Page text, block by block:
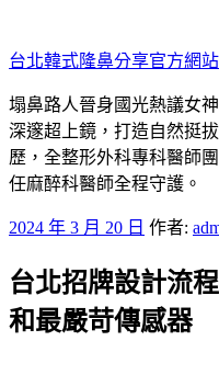
至
主
要
內
容
台北韓式隆鼻分享官方網站
塌鼻路人晉身國光熱議女
深邃超上鏡，打造自然挺
歷，全整形外科專科醫師
任麻醉科醫師全程守護。
發
於
2024 年 3 月 20 日 作者:
台北招牌設計流
和最嚴苛傳感器